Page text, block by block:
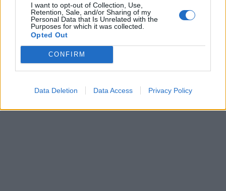
I want to opt-out of Collection, Use,
Retention, Sale, and/or Sharing of my
Personal Data that Is Unrelated with the
Purposes for which it was collected.
Opted Out
CONFIRM
Data Deletion Data Access Privacy Policy